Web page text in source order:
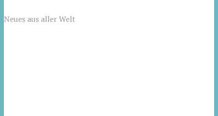
Neues aus aller Welt